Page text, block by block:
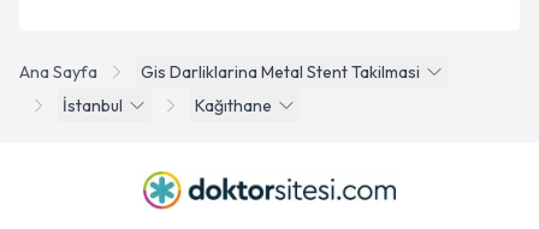
Ana Sayfa
Gis Darliklarina Metal Stent Takilmasi
İstanbul
Kağıthane